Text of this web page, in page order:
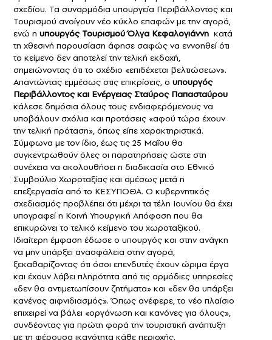
σχεδίου. Τα συναρμόδια υπουργεία Περιβάλλοντος και
Τουρισμού ανοίγουν νέο κύκλο επαφών με την αγορά,
ενώ η υπουργός Τουρισμού Όλγα Κεφαλογιάννη κατά
τη χθεσινή παρουσίαση άφησε σαφώς να εννοηθεί ότι
το κείμενο δεν αποτελεί την τελική εκδοχή,
σημειώνοντας ότι το σχέδιο «επιδέχεται βελτιώσεων».
Απαντώντας εμμέσως στις επικρίσεις, ο υπουργός
Περιβάλλοντος και Ενέργειας Σταύρος Παπασταύρου
κάλεσε δημόσια όλους τους ενδιαφερόμενους να
υποβάλουν σχόλια και προτάσεις «αφού τώρα έχουν
την τελική πρόταση», όπως είπε χαρακτηριστικά.
Σύμφωνα με τον ίδιο, έως τις 25 Μαΐου θα
συγκεντρωθούν όλες οι παρατηρήσεις ώστε στη
συνέχεια να ακολουθήσει η διαδικασία στο Εθνικό
Συμβούλιο Χωροταξίας και αμέσως μετά η
επεξεργασία από το ΚΕΣΥΠΟΘΑ. Ο κυβερνητικός
σχεδιασμός προβλέπει ότι μέχρι τα τέλη Ιουνίου θα έχει
υπογραφεί η Κοινή Υπουργική Απόφαση που θα
επικυρώνει το τελικό κείμενο του χωροταξικού.
Ιδιαίτερη έμφαση έδωσε ο υπουργός και στην ανάγκη
να μην υπάρξει ανασφάλεια στην αγορά,
ξεκαθαρίζοντας ότι όσοι επενδυτές έχουν ώριμα έργα
και έχουν λάβει πληρότητα από τις αρμόδιες υπηρεσίες
«δεν θα αντιμετωπίσουν ζητήματα» και «δεν θα υπάρξει
κανένας αιφνιδιασμός». Όπως ανέφερε, το νέο πλαίσιο
επιχειρεί να βάλει «οργάνωση και κανόνες για όλους»,
συνδέοντας για πρώτη φορά την τουριστική ανάπτυξη
με τη φέρουσα ικανότητα κάθε περιοχής.